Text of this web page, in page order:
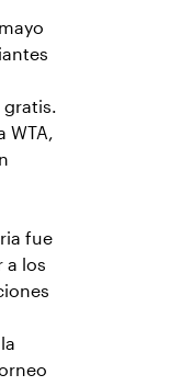
gratis.
WTA,
fue
a los